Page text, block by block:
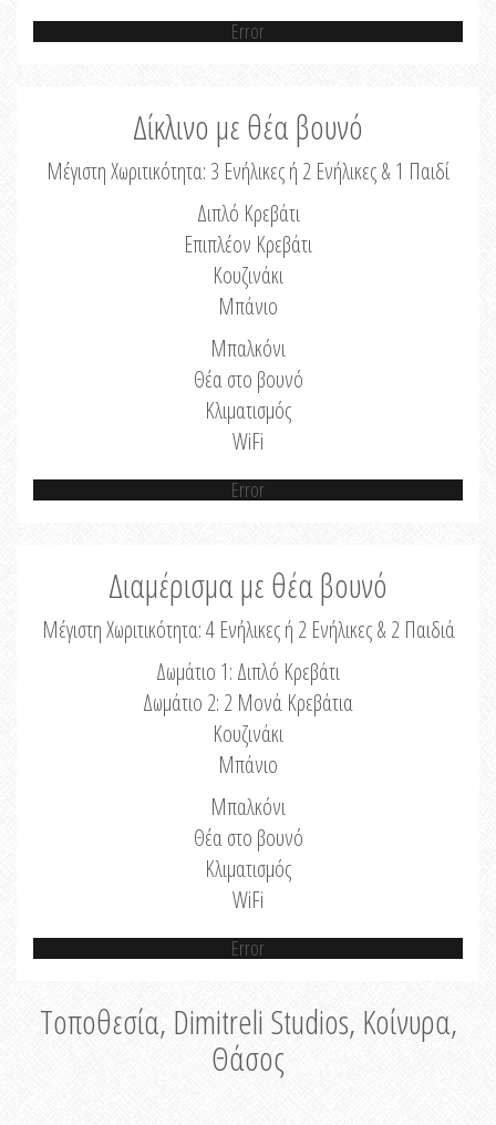
Error
Δίκλινο με θέα βουνό
Μέγιστη Χωριτικότητα: 3 Ενήλικες ή 2 Ενήλικες & 1 Παιδί
Διπλό Κρεβάτι
Επιπλέον Κρεβάτι
Κουζινάκι
Μπάνιο
Μπαλκόνι
Θέα στο βουνό
Κλιματισμός
WiFi
Error
Διαμέρισμα με θέα βουνό
Μέγιστη Χωριτικότητα: 4 Ενήλικες ή 2 Ενήλικες & 2 Παιδιά
Δωμάτιο 1: Διπλό Κρεβάτι
Δωμάτιο 2: 2 Μονά Κρεβάτια
Κουζινάκι
Μπάνιο
Μπαλκόνι
Θέα στο βουνό
Κλιματισμός
WiFi
Error
Τοποθεσία, Dimitreli Studios, Κοίνυρα,
Θάσος